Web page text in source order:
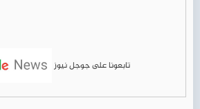
تابعونا على جوجل نيوز